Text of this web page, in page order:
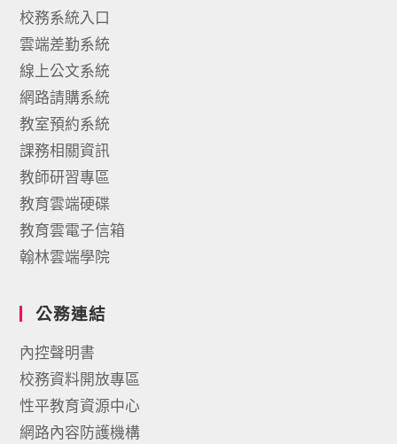
校務系統入口
雲端差勤系統
線上公文系統
網路請購系統
教室預約系統
課務相關資訊
教師研習專區
教育雲端硬碟
教育雲電子信箱
翰林雲端學院
公務連結
內控聲明書
校務資料開放專區
性平教育資源中心
網路內容防護機構